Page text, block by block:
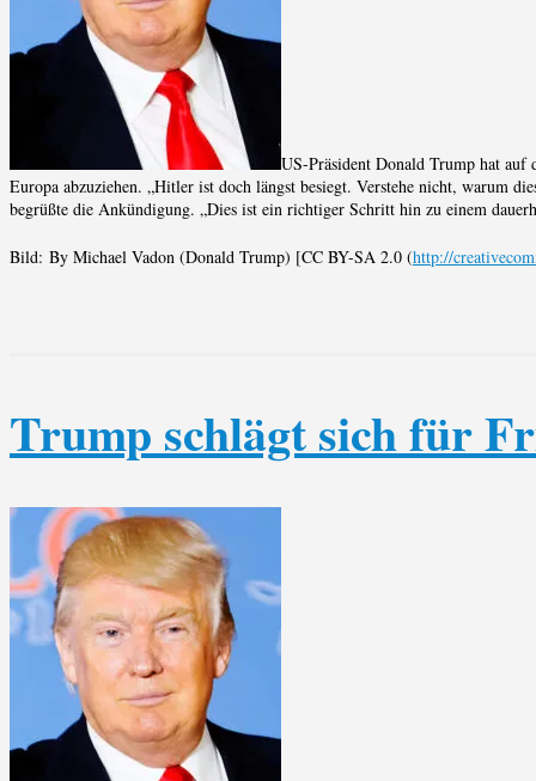
US-Präsident Donald Trump hat auf
Europa abzuziehen. „Hitler ist doch längst besiegt. Verstehe nicht, warum
begrüßte die Ankündigung. „Dies ist ein richtiger Schritt hin zu einem
Bild: By Michael Vadon (Donald Trump) [CC BY-SA 2.0 (http://
Trump schlägt sich für